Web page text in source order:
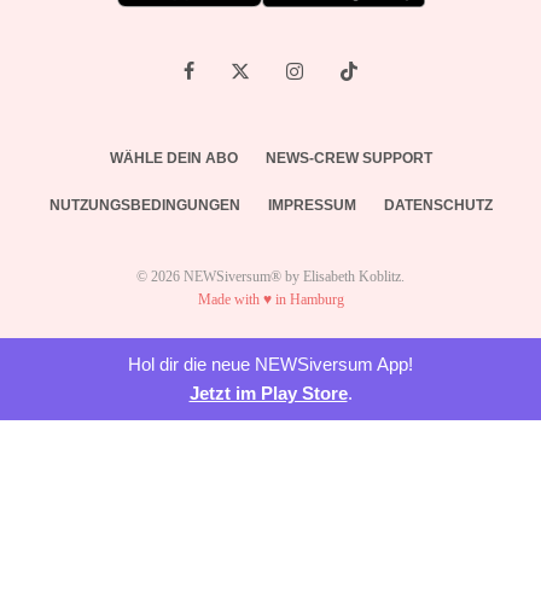
WÄHLE DEIN ABO NEWS-CREW SUPPORT
NUTZUNGSBEDINGUNGEN IMPRESSUM DATENSCHUTZ
© 2026 NEWSiversum® by Elisabeth Koblitz.
Made with ♥ in Hamburg
Hol dir die neue NEWSiversum App!
Jetzt im Play Store.